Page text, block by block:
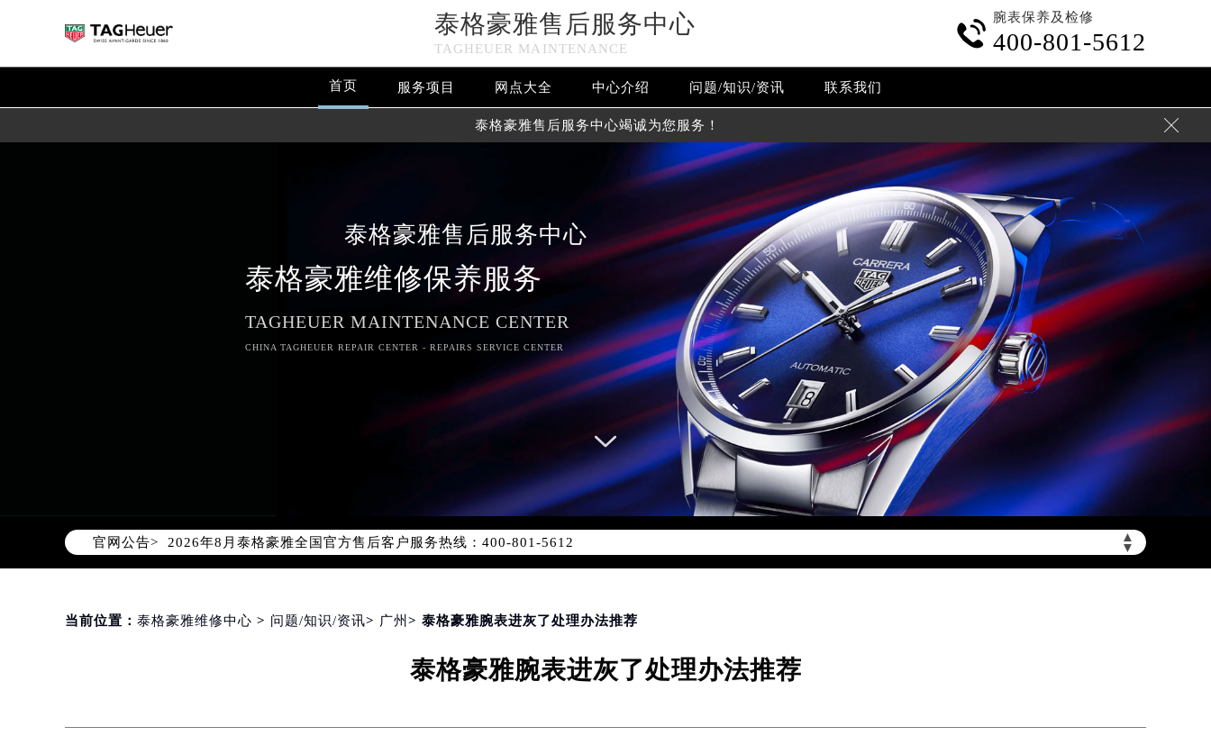
泰格豪雅售后服务中心
TAGHEUER MAINTENANCE

腕表保养及检修
400-801-5612
首页 服务项目 网点大全 中心介绍 问题/知识/资讯 联系我们
泰格豪雅售后服务中心竭诚为您服务！ 
泰格豪雅售后服务中心
泰格豪雅维修保养服务
TAGHEUER MAINTENANCE CENTER
CHINA TAGHEUER REPAIR CENTER - REPAIRS SERVICE CENTER
官网公告> ▲
▼
2026年8月泰格豪雅中国区售后服务网络优化升级公告
2026年8月泰格豪雅全国官方售后客户服务热线：400-801-5612
泰格豪雅官方全国统一服务热线400-801-5612，服务覆盖中国大陆、香港、澳门、台湾全部区域（非大陆需加拨“+86”）
2026年8月泰格豪雅售后服务中心最新网点地址：
北京市东城区东长安街1号东方广场写字楼W3座6层602室（需提前预约）
上海市徐汇区虹桥路3号港汇中心写字楼2座37层3705室（需提前预约）
当前位置： 泰格豪雅维修中心 > 问题/知识/资讯> 广州 > 泰格豪雅腕表进灰了处理办法推荐
泰格豪雅腕表进灰了处理办法推荐